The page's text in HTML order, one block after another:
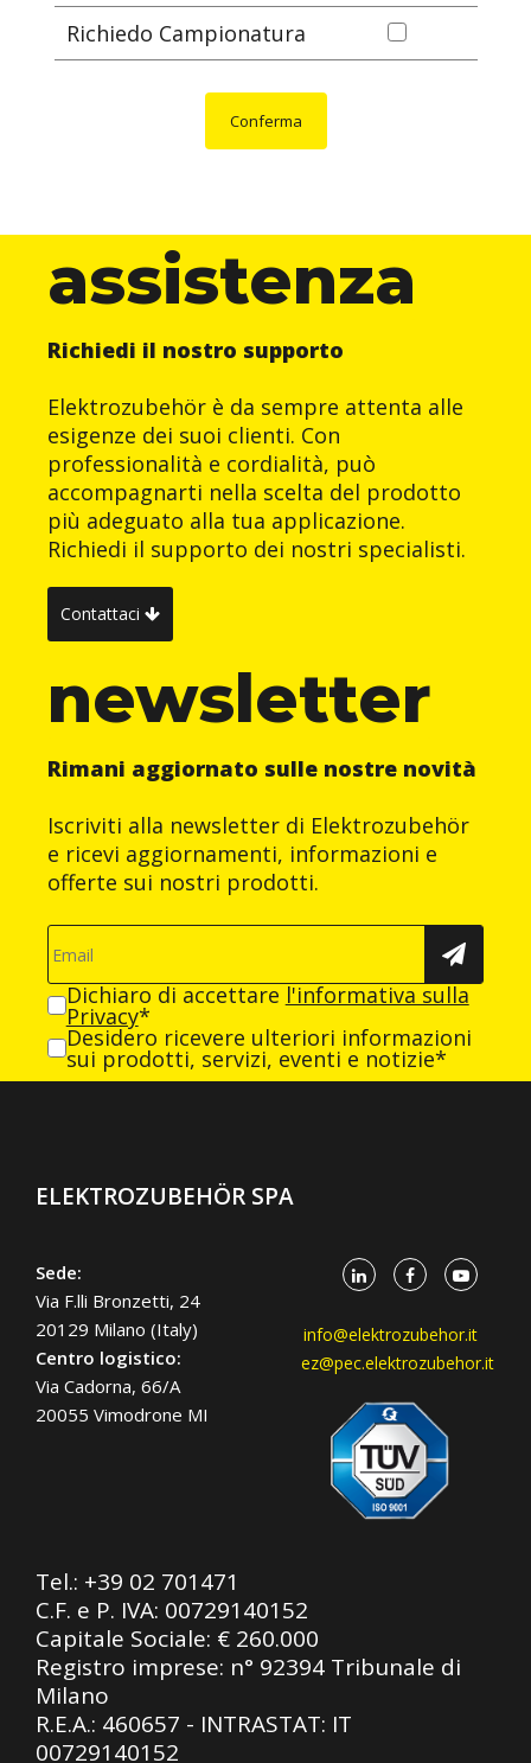
Richiedo Campionatura
Conferma
assistenza
Richiedi il nostro supporto
Elektrozubehör è da sempre attenta alle
esigenze dei suoi clienti. Con
professionalità e cordialità, può
accompagnarti nella scelta del prodotto
più adeguato alla tua applicazione.
Richiedi il supporto dei nostri specialisti.
Contattaci
newsletter
Rimani aggiornato sulle nostre novità
Iscriviti alla newsletter di Elektrozubehör
e ricevi aggiornamenti, informazioni e
offerte sui nostri prodotti.
Dichiaro di accettare l'informativa sulla
Privacy*
Desidero ricevere ulteriori informazioni
sui prodotti, servizi, eventi e notizie*
ELEKTROZUBEHÖR SPA
Sede:
Via F.lli Bronzetti, 24
20129 Milano (Italy)
Centro logistico:
Via Cadorna, 66/A
20055 Vimodrone MI
info@elektrozubehor.it
ez@pec.elektrozubehor.it
Tel.: +39 02 701471
C.F. e P. IVA: 00729140152
Capitale Sociale: € 260.000
Registro imprese: n° 92394 Tribunale di
Milano
R.E.A.: 460657 - INTRASTAT: IT
00729140152